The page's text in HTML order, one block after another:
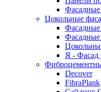
Фасадные
Цокольные
Фасадные
Я - Фасад
Decover
FibraPlank